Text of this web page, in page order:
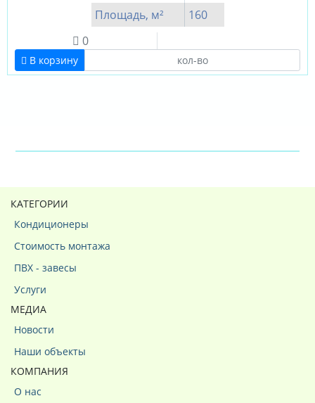
Площадь, м²
160
0
В корзину
КАТЕГОРИИ
Кондиционеры
Стоимость монтажа
ПВХ - завесы
Услуги
МЕДИА
Новости
Наши объекты
КОМПАНИЯ
О нас